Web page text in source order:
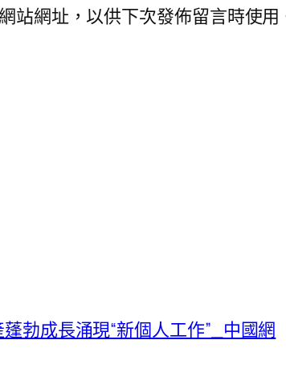
站網址，以供下次發佈留言時使用
勃成長涌現“新個人工作”_中國網